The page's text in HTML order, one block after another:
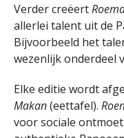
Verder creëert
allerlei talent uit de
Bijvoorbeeld het
wezenlijk onderdeel
Elke editie wordt
Makan(eettafel).
voor sociale